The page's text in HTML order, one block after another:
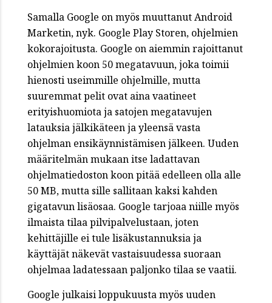
Samalla Google on myös muuttanut Android
Marketin, nyk. Google Play Storen, ohjelmien
kokorajoitusta. Google on aiemmin rajoittanut
ohjelmien koon 50 megatavuun, joka toimii
hienosti useimmille ohjelmille, mutta
suuremmat pelit ovat aina vaatineet
erityishuomiota ja satojen megatavujen
latauksia jälkikäteen ja yleensä vasta
ohjelman ensikäynnistämisen jälkeen. Uuden
määritelmän mukaan itse ladattavan
ohjelmatiedoston koon pitää edelleen olla alle
50 MB, mutta sille sallitaan kaksi kahden
gigatavun lisäosaa. Google tarjoaa niille myös
ilmaista tilaa pilvipalvelustaan, joten
kehittäjille ei tule lisäkustannuksia ja
käyttäjät näkevät vastaisuudessa suoraan
ohjelmaa ladatessaan paljonko tilaa se vaatii.
Google julkaisi loppukuusta myös uuden